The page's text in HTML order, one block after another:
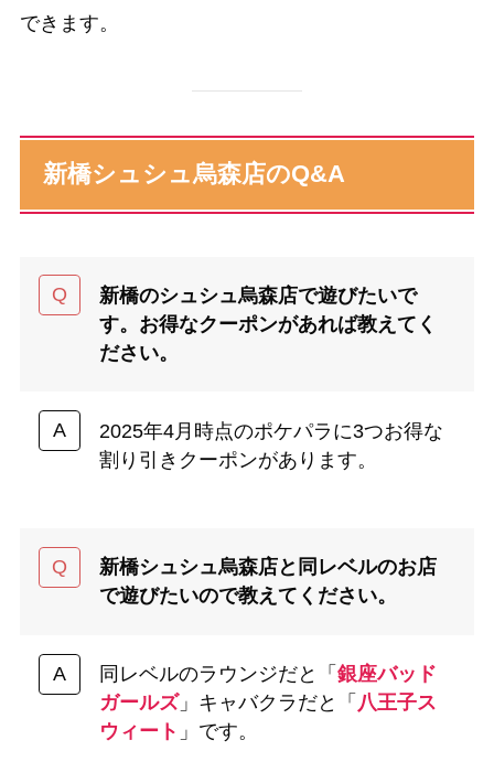
できます。
新橋シュシュ烏森店のQ&A
新橋のシュシュ烏森店で遊びたいで
す。お得なクーポンがあれば教えてく
ださい。
2025年4月時点のポケパラに3つお得な
割り引きクーポンがあります。
新橋シュシュ烏森店と同レベルのお店
で遊びたいので教えてください。
同レベルのラウンジだと「 銀座バッド
ガールズ」キャバクラだと「 八王子ス
ウィート 」です。